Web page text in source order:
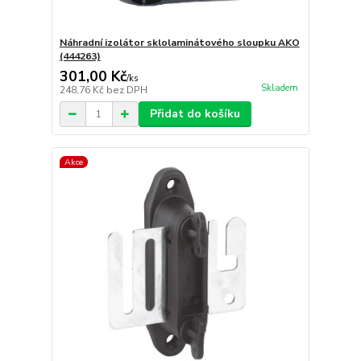
Náhradní izolátor sklolaminátového sloupku AKO
(444263)
301,00 Kč/ks
248,76 Kč bez DPH Skladem
Přidat do košíku
Akce